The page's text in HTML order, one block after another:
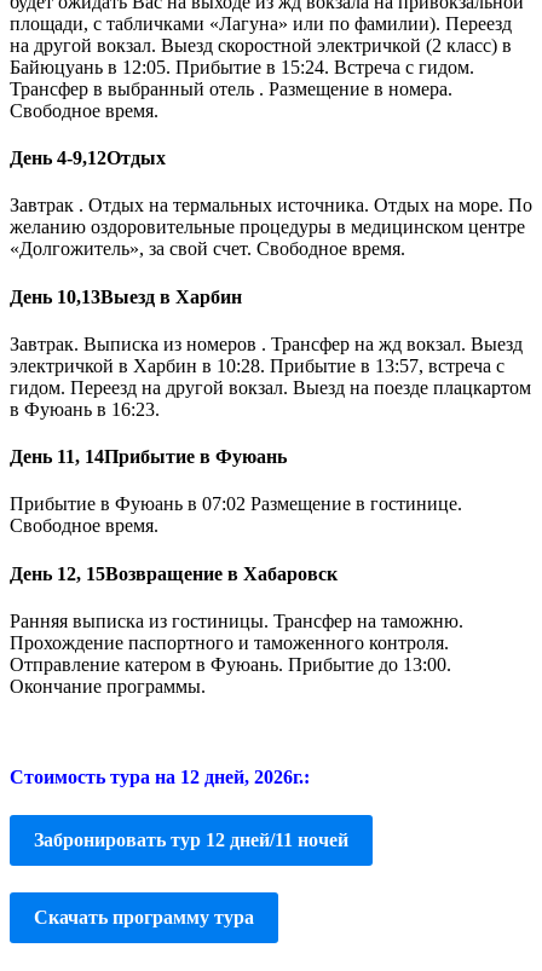
площади, с табличками «Лагуна» или по фамилии). Переезд
на другой вокзал. Выезд скоростной электричкой (2 класс) в
Байюцуань в 12:05. Прибытие в 15:24. Встреча с гидом.
Трансфер в выбранный отель . Размещение в номера.
Свободное время.
День 4-9,12Отдых
Завтрак . Отдых на термальных источника. Отдых на море. По
желанию оздоровительные процедуры в медицинском центре
«Долгожитель», за свой счет. Свободное время.
День 10,13Выезд в Харбин
Завтрак. Выписка из номеров . Трансфер на жд вокзал. Выезд
электричкой в Харбин в 10:28. Прибытие в 13:57, встреча с
гидом. Переезд на другой вокзал. Выезд на поезде плацкартом
в Фуюань в 16:23.
День 11, 14Прибытие в Фуюань
Прибытие в Фуюань в 07:02 Размещение в гостинице.
Свободное время.
День 12, 15Возвращение в Хабаровск
Ранняя выписка из гостиницы. Трансфер на таможню.
Прохождение паспортного и таможенного контроля.
Отправление катером в Фуюань. Прибытие до 13:00.
Окончание программы.
Стоимость тура на 12 дней, 2026г.:
Забронировать тур 12 дней/11 ночей
Скачать программу тура